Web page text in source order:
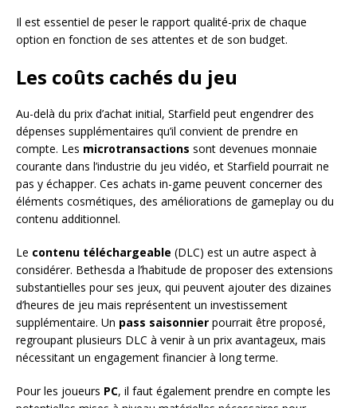
Il est essentiel de peser le rapport qualité-prix de chaque
option en fonction de ses attentes et de son budget.
Les coûts cachés du jeu
Au-delà du prix d’achat initial, Starfield peut engendrer des
dépenses supplémentaires qu’il convient de prendre en
compte. Les microtransactions sont devenues monnaie
courante dans l’industrie du jeu vidéo, et Starfield pourrait ne
pas y échapper. Ces achats in-game peuvent concerner des
éléments cosmétiques, des améliorations de gameplay ou du
contenu additionnel.
Le contenu téléchargeable (DLC) est un autre aspect à
considérer. Bethesda a l’habitude de proposer des extensions
substantielles pour ses jeux, qui peuvent ajouter des dizaines
d’heures de jeu mais représentent un investissement
supplémentaire. Un pass saisonnier pourrait être proposé,
regroupant plusieurs DLC à venir à un prix avantageux, mais
nécessitant un engagement financier à long terme.
Pour les joueurs PC, il faut également prendre en compte les